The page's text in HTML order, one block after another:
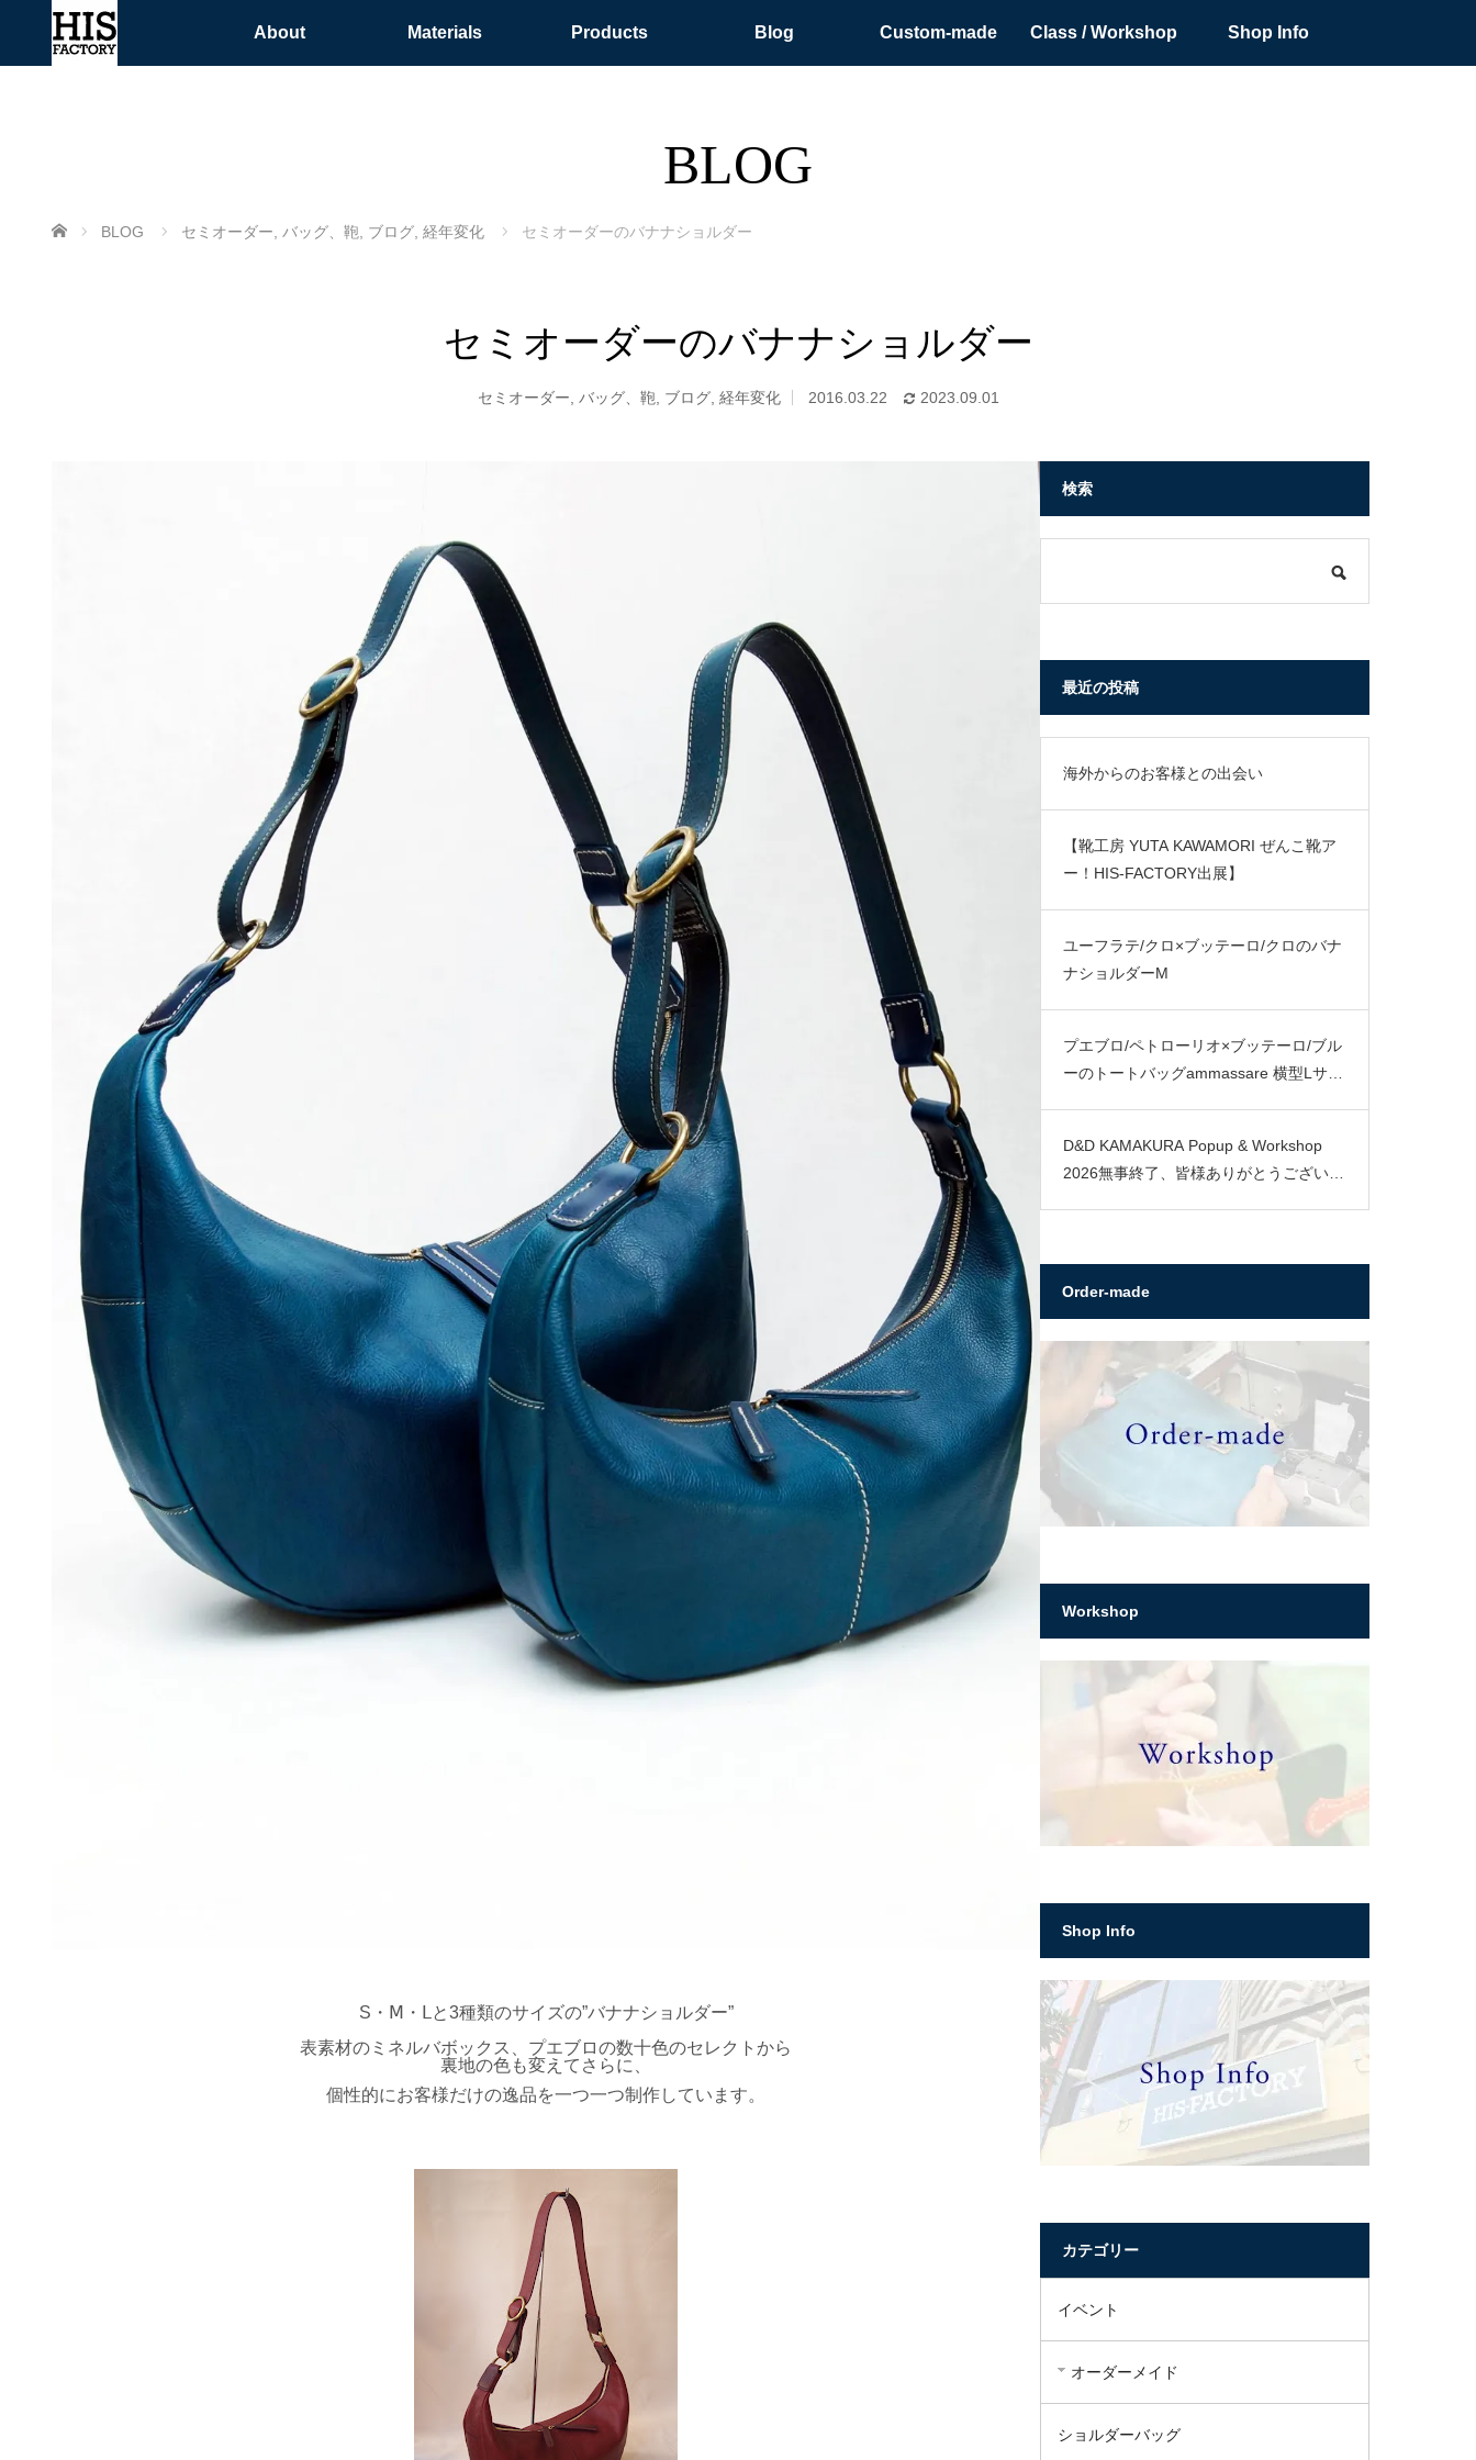
About Materials Products Blog Custom-made Class / Workshop Shop Info
BLOG
ホーム BLOG セミオーダー バッグ、鞄 ブログ 経年変化 セミオーダーのバナナショルダー
セミオーダーのバナナショルダー
セミオーダー バッグ、鞄 ブログ, 経年変化 2016.03.22 2023.09.01
S・Ⅿ・Ⅼと3種類のサイズの”バナナショルダー”
表素材のミネルバボックス、プエブロの数十色のセレクトから
裏地の色も変えてさらに、
個性的にお客様だけの逸品を一つ一つ制作しています。
検索
最近の投稿
海外からのお客様との出会い
【靴工房 YUTA KAWAMORI ぜんこ靴ア
ー！HIS-FACTORY出展】
ユーフラテ/クロ×ブッテーロ/クロのバナ
ナショルダーM
プエブロ/ペトローリオ×ブッテーロ/ブル
ーのトートバッグammassare 横型Lサイ
D&D KAMAKURA Popup & Workshop
2026無事終了、皆様ありがとうございま
Order-made
Workshop
Shop Info
カテゴリー
イベント
オーダーメイド
ショルダーバッグ